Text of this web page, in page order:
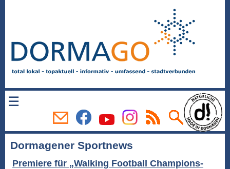
☰
Dormagener Sportnews
Premiere für „Walking Football Champions-